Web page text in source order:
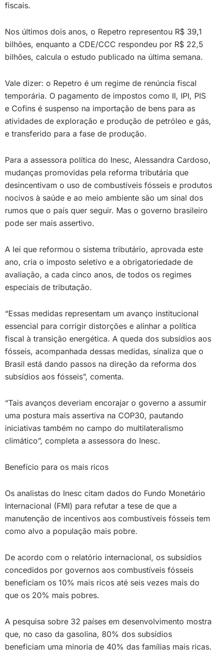
fiscais.
Nos últimos dois anos, o Repetro representou R$ 39,1
bilhões, enquanto a CDE/CCC respondeu por R$ 22,5
bilhões, calcula o estudo publicado na última semana.
Vale dizer: o Repetro é um regime de renúncia fiscal
temporária. O pagamento de impostos como II, IPI, PIS
e Cofins é suspenso na importação de bens para as
atividades de exploração e produção de petróleo e gás,
e transferido para a fase de produção.
Para a assessora política do Inesc, Alessandra Cardoso,
mudanças promovidas pela reforma tributária que
desincentivam o uso de combustíveis fósseis e produtos
nocivos à saúde e ao meio ambiente são um sinal dos
rumos que o país quer seguir. Mas o governo brasileiro
pode ser mais assertivo.
A lei que reformou o sistema tributário, aprovada este
ano, cria o imposto seletivo e a obrigatoriedade de
avaliação, a cada cinco anos, de todos os regimes
especiais de tributação.
“Essas medidas representam um avanço institucional
essencial para corrigir distorções e alinhar a política
fiscal à transição energética. A queda dos subsídios aos
fósseis, acompanhada dessas medidas, sinaliza que o
Brasil está dando passos na direção da reforma dos
subsídios aos fósseis”, comenta.
“Tais avanços deveriam encorajar o governo a assumir
uma postura mais assertiva na COP30, pautando
iniciativas também no campo do multilateralismo
climático”, completa a assessora do Inesc.
Benefício para os mais ricos
Os analistas do Inesc citam dados do Fundo Monetário
Internacional (FMI) para refutar a tese de que a
manutenção de incentivos aos combustíveis fósseis tem
como alvo a população mais pobre.
De acordo com o relatório internacional, os subsídios
concedidos por governos aos combustíveis fósseis
beneficiam os 10% mais ricos até seis vezes mais do
que os 20% mais pobres.
A pesquisa sobre 32 países em desenvolvimento mostra
que, no caso da gasolina, 80% dos subsídios
beneficiam uma minoria de 40% das famílias mais ricas.